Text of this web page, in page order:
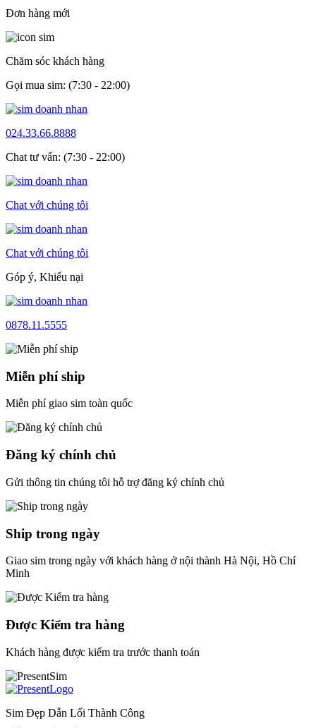
Đơn hàng mới
Chăm sóc khách hàng
Gọi mua sim: (7:30 - 22:00)
024.33.66.8888
Chat tư vấn: (7:30 - 22:00)
Chat với chúng tôi
Chat với chúng tôi
Góp ý, Khiếu nại
0878.11.5555
Miễn phí ship
Miễn phí giao sim toàn quốc
Đăng ký chính chủ
Gửi thông tin chúng tôi hỗ trợ đăng ký chính chủ
Ship trong ngày
Giao sim trong ngày với khách hàng ở nội thành Hà Nội, Hồ Chí
Minh
Được Kiểm tra hàng
Khách hàng được kiểm tra trước thanh toán
Sim Đẹp Dẫn Lối Thành Công